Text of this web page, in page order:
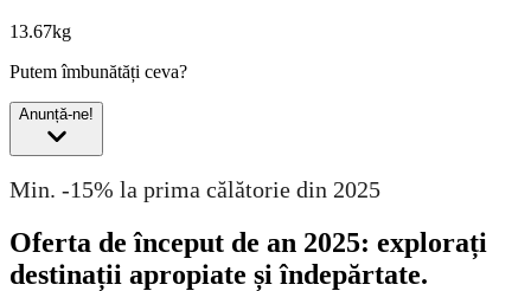
13.67kg
Putem îmbunătăți ceva?
Anunță-ne!
Min. -15% la prima călătorie din 2025
Oferta de început de an 2025: explorați
destinații apropiate și îndepărtate.